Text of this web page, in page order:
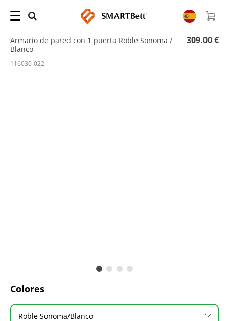
Hogar Armario de Pared / Armario de pared con 1 puerta Roble Sonoma / Blanco
Armario de pared con 1 puerta Roble Sonoma /
Blanco
309.00 €
116030-022
Colores
Roble Sonoma/Blanco